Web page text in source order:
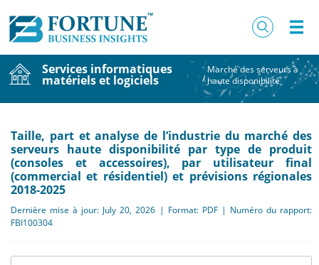
Services informatiques
matériels et logiciels /
Marché des serveurs à
haute disponibilité
Taille, part et analyse de l’industrie du marché des
serveurs haute disponibilité par type de produit
(consoles et accessoires), par utilisateur final
(commercial et résidentiel) et prévisions régionales
2018-2025
Dernière mise à jour: July 20, 2026 | Format: PDF | Numéro du rapport:
FBI100304